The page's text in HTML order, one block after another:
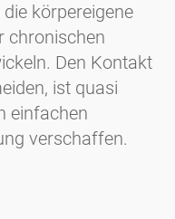
körpereigene
chronischen
Den Kontakt
ist quasi
einfachen
verschaffen.